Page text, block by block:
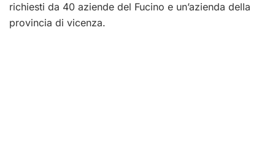
richiesti da 40 aziende del Fucino e un’azienda della
provincia di vicenza.